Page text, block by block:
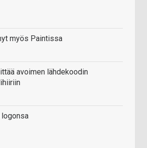
myös Paintissa
avoimen lähdekoodin